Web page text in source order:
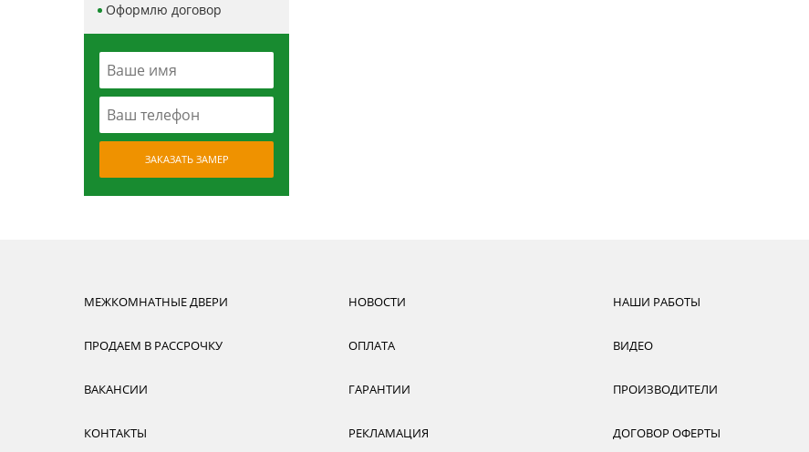
Оформлю договор
ЗАКАЗАТЬ ЗАМЕР
МЕЖКОМНАТНЫЕ ДВЕРИ
ПРОДАЕМ В РАССРОЧКУ
ВАКАНСИИ
КОНТАКТЫ
НОВОСТИ
ОПЛАТА
ГАРАНТИИ
РЕКЛАМАЦИЯ
НАШИ РАБОТЫ
ВИДЕО
ПРОИЗВОДИТЕЛИ
ДОГОВОР ОФЕРТЫ